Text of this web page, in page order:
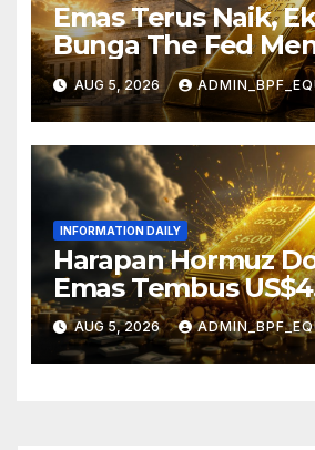
Emas Terus Naik,
Bunga The Fed
AUG 5, 2026
INFORMATION DAILY
Harapan Hormuz
Emas Tembus
AUG 5, 2026